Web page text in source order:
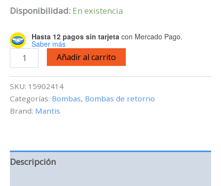
Disponibilidad: En existencia
Hasta 12 pagos sin tarjeta con Mercado Pago.
Saber más
6000
-
6,000
Añadir al carrito
SKU: 15902414
Categorías: Bombas, Bombas de retorno
Brand: Mantis
Descripción